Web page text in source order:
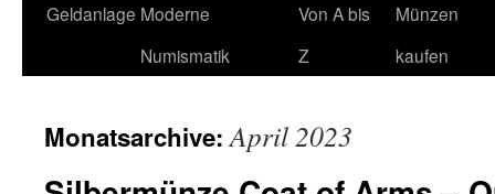
Geldanlage Moderne
Numismatik
Von A bis
Z
Münzen
kaufen
Monatsarchive:April 2023